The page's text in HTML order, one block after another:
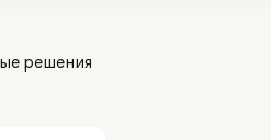
решения